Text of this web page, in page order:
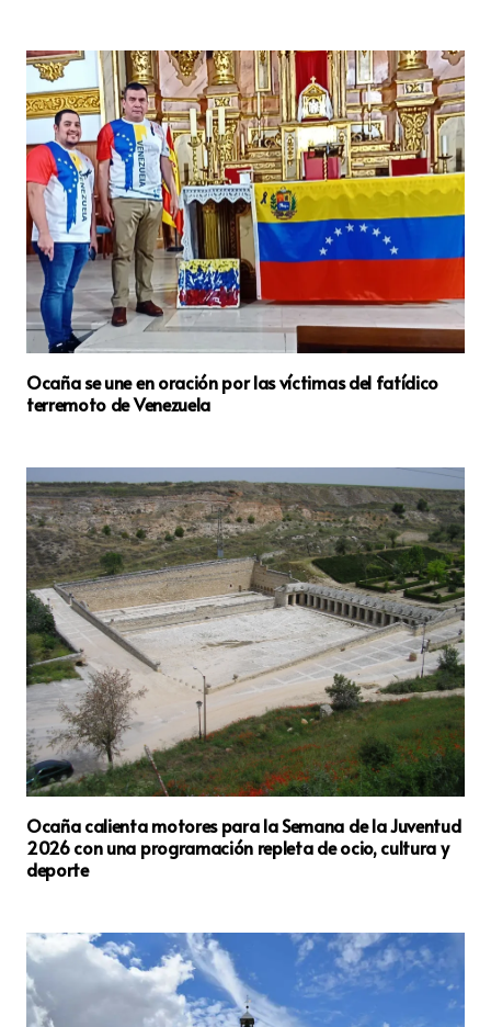
Ocaña se une en oración por las víctimas del fatídico
terremoto de Venezuela
Ocaña calienta motores para la Semana de la Juventud
2026 con una programación repleta de ocio, cultura y
deporte